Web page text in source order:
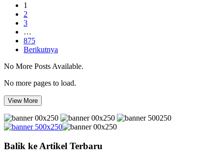
1
2
3
…
875
Berikutnya
No More Posts Available.
No more pages to load.
View More
Balik ke Artikel Terbaru